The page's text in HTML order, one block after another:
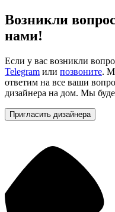
Возникли
нами!
Если у вас возникли
Telegram или позвоните.
ответим на все ваши
дизайнера на дом. Мы
Пригласить дизайнера